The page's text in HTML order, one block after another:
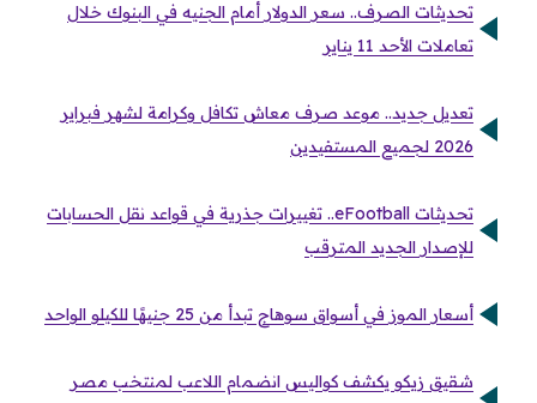
تحديثات الصرف.. سعر الدولار أمام الجنيه في البنوك خلال
تعاملات الأحد 11 يناير
تعديل جديد.. موعد صرف معاش تكافل وكرامة لشهر فبراير
2026 لجميع المستفيدين
تحديثات eFootball.. تغييرات جذرية في قواعد نقل الحسابات
للإصدار الجديد المترقب
أسعار الموز في أسواق سوهاج تبدأ من 25 جنيهًا للكيلو الواحد
شقيق زيكو يكشف كواليس انضمام اللاعب لمنتخب مصر